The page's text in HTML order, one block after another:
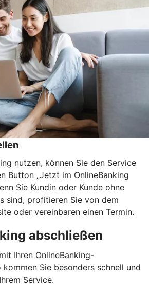
nutzen, können Sie den Service
Button „Jetzt im OnlineBanking
Sie Kundin oder Kunde ohne
sind, profitieren Sie von dem
oder vereinbaren einen Termin.
abschließen
Ihren OnlineBanking-
kommen Sie besonders schnell und
Service.